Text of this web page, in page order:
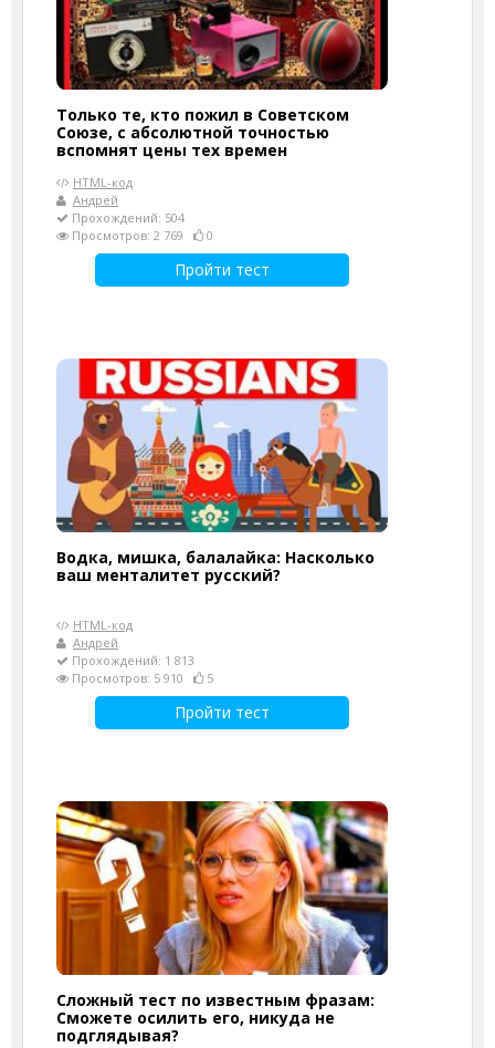
Только те, кто пожил в Советском
Союзе, с абсолютной точностью
вспомнят цены тех времен
HTML-код
Андрей
Прохождений: 504
Просмотров: 2 769
0
Пройти тест
Водка, мишка, балалайка: Насколько
ваш менталитет русский?
HTML-код
Андрей
Прохождений: 1 813
Просмотров: 5 910
5
Пройти тест
Сложный тест по известным фразам:
Сможете осилить его, никуда не
подглядывая?